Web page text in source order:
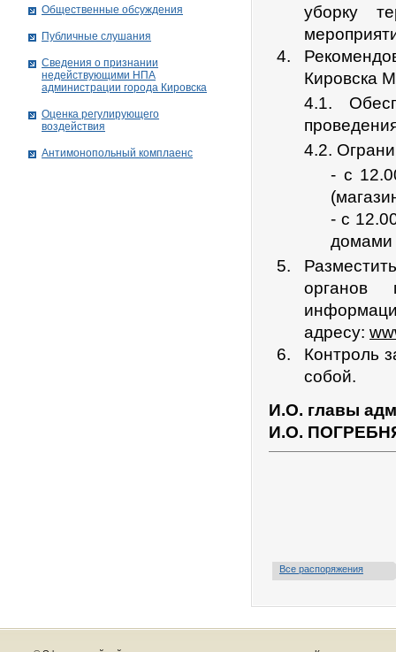
уборку
Кировска
4.1.
4.2.
- с
- с
органов
адресу:
Контроль
собой.
И.О. главы
И.О.
Все распоряжения
Общественные обсуждения
Публичные слушания
Сведения о признании
недействующими НПА
администрации города Кировскa
Оценка регулирующего
воздействия
Антимонопольный комплаенс